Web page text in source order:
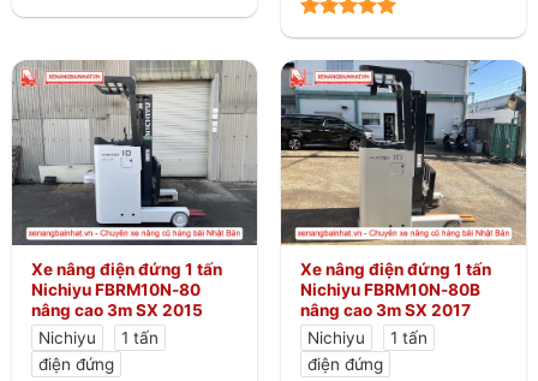
Xe nâng điện đứng 1 tấn
Nichiyu FBRM10N-80
nâng cao 3m SX 2015
Nichiyu
1 tấn
điện đứng
Xe nâng điện đứng 1 tấn
Nichiyu FBRM10N-80B
nâng cao 3m SX 2017
Nichiyu
1 tấn
điện đứng